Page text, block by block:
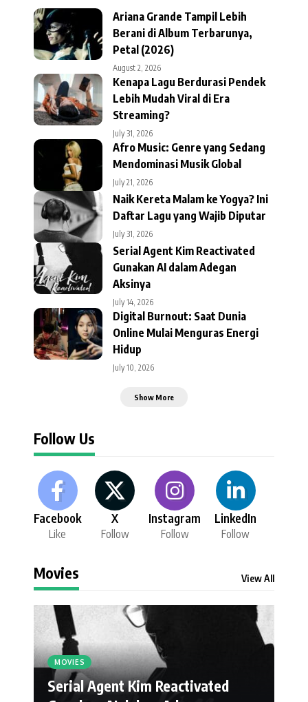
Ariana Grande Tampil Lebih
Berani di Album Terbarunya,
Petal (2026)
August 2, 2026
Kenapa Lagu Berdurasi Pendek
Lebih Mudah Viral di Era
Streaming?
July 31, 2026
Afro Music: Genre yang Sedang
Mendominasi Musik Global
July 21, 2026
Naik Kereta Malam ke Yogya? Ini
Daftar Lagu yang Wajib Diputar
July 31, 2026
Serial Agent Kim Reactivated
Gunakan AI dalam Adegan
Aksinya
July 14, 2026
Digital Burnout: Saat Dunia
Online Mulai Menguras Energi
Hidup
July 10, 2026
Show More
Follow Us
Facebook
Like
X
Follow
Instagram
Follow
LinkedIn
Follow
Movies View All
MOVIES
Serial Agent Kim Reactivated